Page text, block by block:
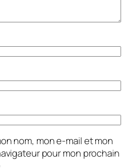
nom, mon e-mail et mon
pour mon prochain